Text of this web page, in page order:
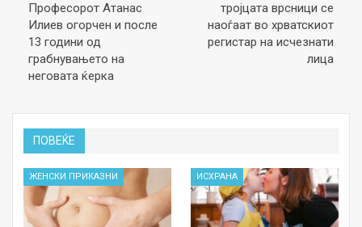
Професорот Атанас
Илиев огорчен и после
13 години од
грабнувањето на
неговата ќерка
тројцата врсници се
наоѓаат во хрватскиот
регистар на исчезнати
лица
ПОВЕЌЕ
ЖЕНСКИ ПРИКАЗНИ ИСХРАНА